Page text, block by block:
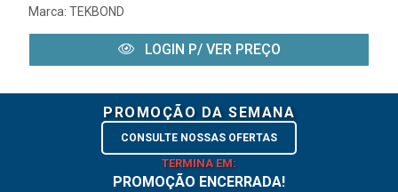
Marca: TEKBOND
LOGIN P/ VER PREÇO
PROMOÇÃO DA SEMANA
CONSULTE NOSSAS OFERTAS
TERMINA EM:
PROMOÇÃO ENCERRADA!